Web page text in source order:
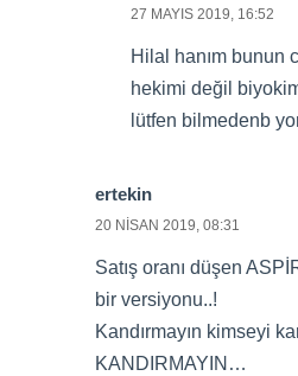
27 MAYIS 2019, 16:52
Hilal hanım bunun
hekimi değil
lütfen bilmedenb
ertekin
20 NISAN 2019, 08:31
Satış oranı düşen
bir versiyonu..!
Kandırmayın kimseyi
KANDIRMAYIN…